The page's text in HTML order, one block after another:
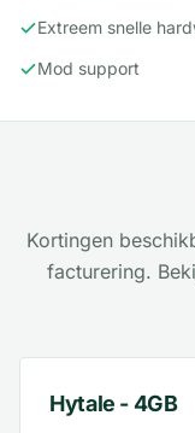
Extreem snelle
Mod support
Kortingen
facturering.
Hytale - 4GB